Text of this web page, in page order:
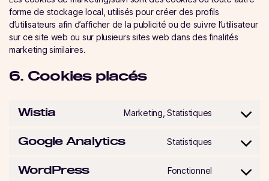
forme de stockage local, utilisés pour créer des profils
d’utilisateurs afin d’afficher de la publicité ou de suivre l’utilisateur
sur ce site web ou sur plusieurs sites web dans des finalités
marketing similaires.
6. Cookies placés
Wistia Marketing, Statistiques
Consent
service
Google Analytics Statistiques
Consent
service
WordPress Fonctionnel
Consent